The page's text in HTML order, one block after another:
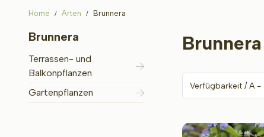
Home Arten Brunnera
Brunnera
Terrassen- und
Balkonpflanzen
Gartenpflanzen
Brunnera